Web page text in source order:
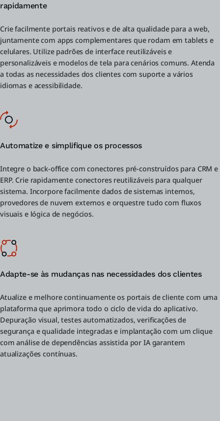
rapidamente
Crie facilmente portais reativos e de alta qualidade para a web,
juntamente com apps complementares que rodam em tablets e
celulares. Utilize padrões de interface reutilizáveis e
personalizáveis e modelos de tela para cenários comuns. Atenda
a todas as necessidades dos clientes com suporte a vários
idiomas e acessibilidade.
Automatize e simplifique os processos
Integre o back-office com conectores pré-construídos para CRM e
ERP. Crie rapidamente conectores reutilizáveis para qualquer
sistema. Incorpore facilmente dados de sistemas internos,
provedores de nuvem externos e orquestre tudo com fluxos
visuais e lógica de negócios.
Adapte-se às mudanças nas necessidades dos clientes
Atualize e melhore continuamente os portais de cliente com uma
plataforma que aprimora todo o ciclo de vida do aplicativo.
Depuração visual, testes automatizados, verificações de
segurança e qualidade integradas e implantação com um clique
com análise de dependências assistida por IA garantem
atualizações contínuas.